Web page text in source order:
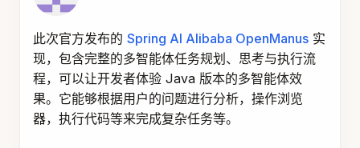
此次官方发布的 Spring AI Alibaba OpenManus 实
现，包含完整的多智能体任务规划、思考与执行流
程，可以让开发者体验 Java 版本的多智能体效
果。它能够根据用户的问题进行分析，操作浏览
器，执行代码等来完成复杂任务等。